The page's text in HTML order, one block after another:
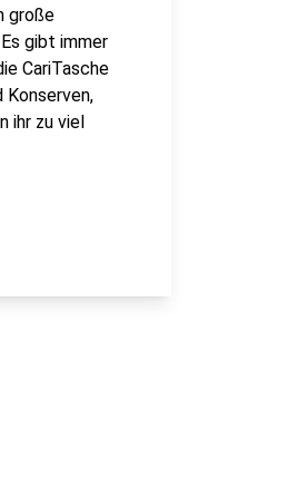
große
gibt immer
CariTasche
Konserven,
ihr zu viel